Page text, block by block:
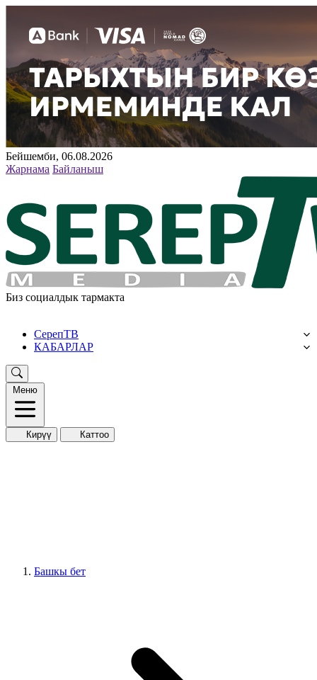
Бейшемби, 06.08.2026
Жарнама Байланыш
Биз социалдык тармакта
СерепТВ
КАБАРЛАР
Меню
Кирүү Каттоо
Башкы бет